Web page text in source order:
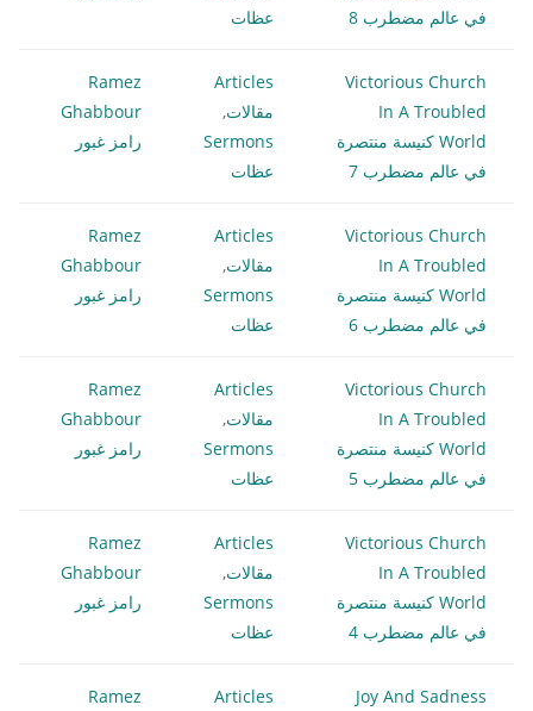
في عالم مضطرب 8
عظات
Victorious Church
In A Troubled
World كنيسة منتصرة
في عالم مضطرب 7
Articles
مقالات,
Sermons
عظات
Ramez
Ghabbour
رامز غبور
Victorious Church
In A Troubled
World كنيسة منتصرة
في عالم مضطرب 6
Articles
مقالات,
Sermons
عظات
Ramez
Ghabbour
رامز غبور
Victorious Church
In A Troubled
World كنيسة منتصرة
في عالم مضطرب 5
Articles
مقالات,
Sermons
عظات
Ramez
Ghabbour
رامز غبور
Victorious Church
In A Troubled
World كنيسة منتصرة
في عالم مضطرب 4
Articles
مقالات,
Sermons
عظات
Ramez
Ghabbour
رامز غبور
Joy And Sadness
Articles
Ramez